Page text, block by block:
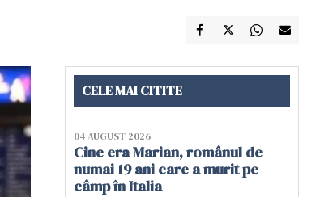
CELE MAI CITITE
04 AUGUST 2026
Cine era Marian, românul de
numai 19 ani care a murit pe
câmp în Italia